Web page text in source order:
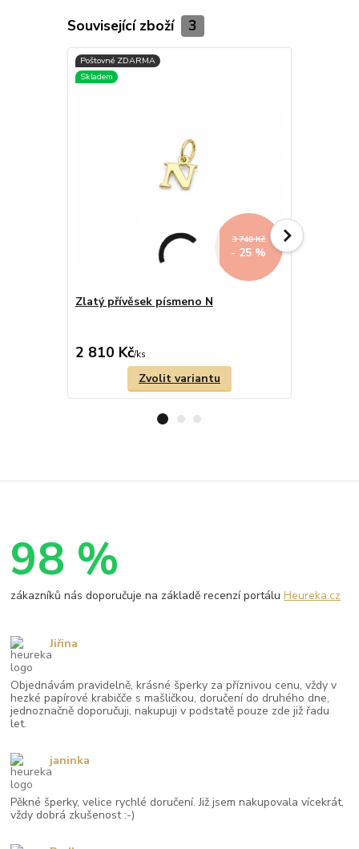
Související zboží 3
3 740 Kč
- 25 %
Zlatý přívěsek písmeno N
2 810 Kč/ks
Zvolit variantu
98 %
zákazníků nás doporučuje na základě recenzí portáluHeureka.cz
Objednávám pravidelně, krásné šperky za příznivou cenu, vždy v
hezké papírové krabičče s mašličkou, doručení do druhého dne,
jednoznačně doporučuji, nakupuji v podstatě pouze zde již řadu
let.
Jiřina
Pěkné šperky, velice rychlé doručení. Již jsem nakupovala vícekrát,
vždy dobrá zkušenost :-)
janinka